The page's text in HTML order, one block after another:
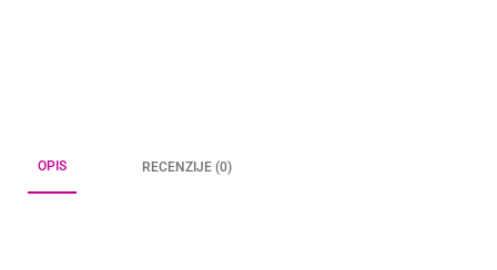
OPIS RECENZIJE (0)